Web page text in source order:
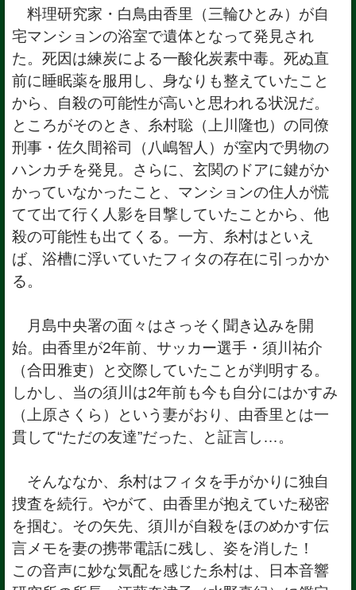
料理研究家・白鳥由香里（三輪ひとみ）が自
宅マンションの浴室で遺体となって発見され
た。死因は練炭による一酸化炭素中毒。死ぬ直
前に睡眠薬を服用し、身なりも整えていたこと
から、自殺の可能性が高いと思われる状況だ。
ところがそのとき、糸村聡（上川隆也）の同僚
刑事・佐久間裕司（八嶋智人）が室内で男物の
ハンカチを発見。さらに、玄関のドアに鍵がか
かっていなかったこと、マンションの住人が慌
てて出て行く人影を目撃していたことから、他
殺の可能性も出てくる。一方、糸村はといえ
ば、浴槽に浮いていたフィタの存在に引っかか
る。
月島中央署の面々はさっそく聞き込みを開
始。由香里が2年前、サッカー選手・須川祐介
（合田雅吏）と交際していたことが判明する。
しかし、当の須川は2年前も今も自分にはかすみ
（上原さくら）という妻がおり、由香里とは一
貫して“ただの友達”だった、と証言し…。
そんななか、糸村はフィタを手がかりに独自
捜査を続行。やがて、由香里が抱えていた秘密
を掴む。その矢先、須川が自殺をほのめかす伝
言メモを妻の携帯電話に残し、姿を消した！
この音声に妙な気配を感じた糸村は、日本音響